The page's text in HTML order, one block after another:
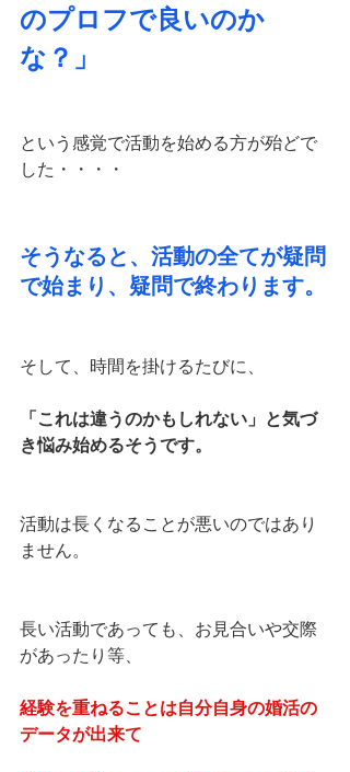
のプロフで良いのか
な？」
という感覚で活動を始める方が殆どで
した・・・・
そうなると、活動の全てが疑問
で始まり、疑問で終わります。
そして、時間を掛けるたびに、
「これは違うのかもしれない」と気づ
き悩み始めるそうです。
活動は長くなることが悪いのではあり
ません。
長い活動であっても、お見合いや交際
があったり等、
経験を重ねることは自分自身の婚活の
データが出来て